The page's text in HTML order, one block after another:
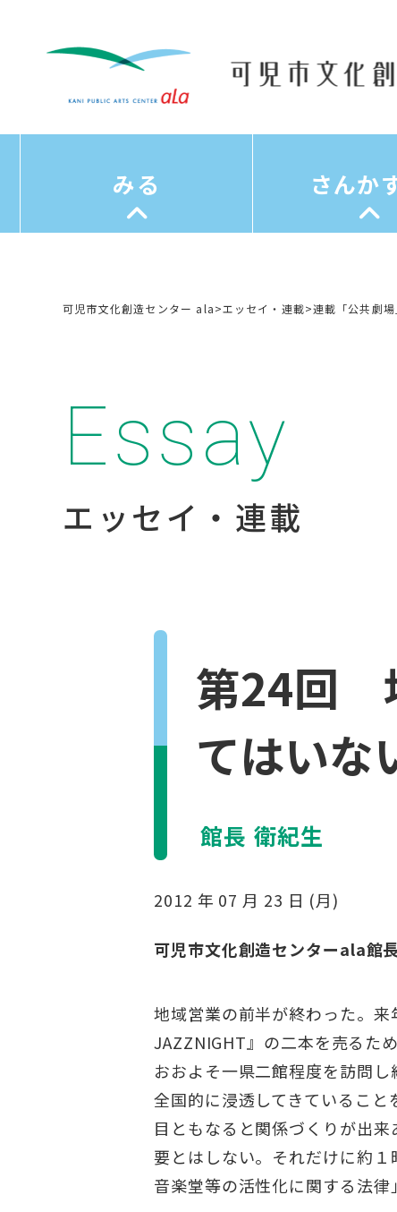
みる さんか
可児市文化創造センター ala>エッセイ・連載>連載「公共劇
Essay
エッセイ・連載
第24回
てはいな
館長 衛紀生
2012 年 07 月 23 日 (月)
可児市文化創造センターala
地域営業の前半が終わった。
JAZZNIGHT』の二本を売るた
おおよそ一県二館程度を訪問
全国的に浸透してきているこ
目ともなると関係づくりが出
要とはしない。それだけに約
音楽堂等の活性化に関する法律